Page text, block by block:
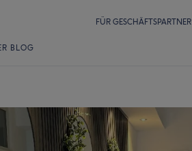
FÜR GESCHÄFTSPARTNER
BLOG